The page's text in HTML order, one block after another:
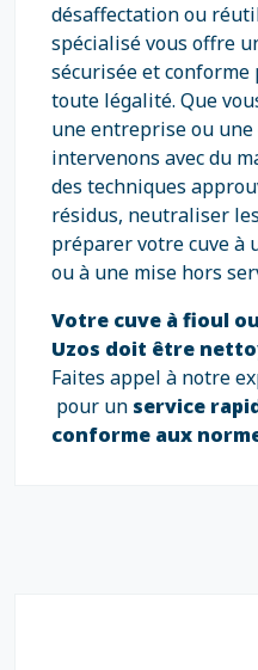
désaffectation ou
spécialisé vous offre
sécurisée et
toute légalité. Que
une entreprise ou
intervenons avec du
des techniques
résidus, neutraliser
préparer votre cuve
ou à une mise hors
Votre cuve à fioul
Uzos doit être
Faites appel à notre
pour un service
conforme aux